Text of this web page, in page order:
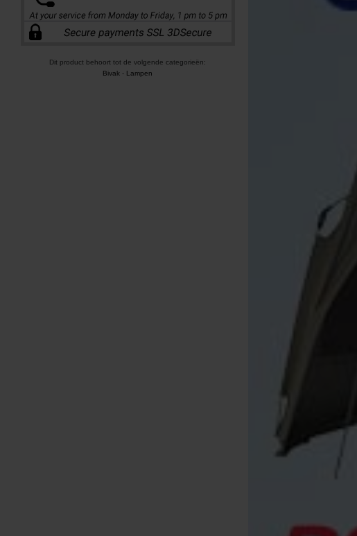
Dit product behoort tot de volgende categorieën:
Bivak - Lampen